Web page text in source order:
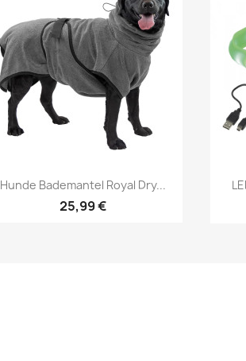
Vorschau
Hunde Bademantel Royal Dry...
25,99 €